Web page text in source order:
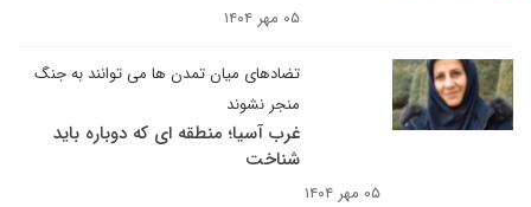
۰۵ مهر ۱۴۰۴
تضادهای میان تمدن ها می توانند به جنگ
منجر نشوند
غرب آسیا؛ منطقه ای که دوباره باید
شناخت
۰۵ مهر ۱۴۰۴